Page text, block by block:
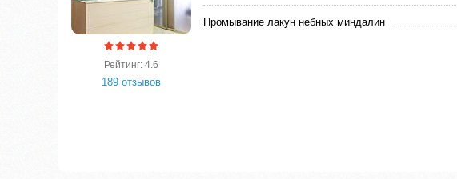
Рейтинг: 4.6
189 отзывов
Промывание лакун небных миндалин